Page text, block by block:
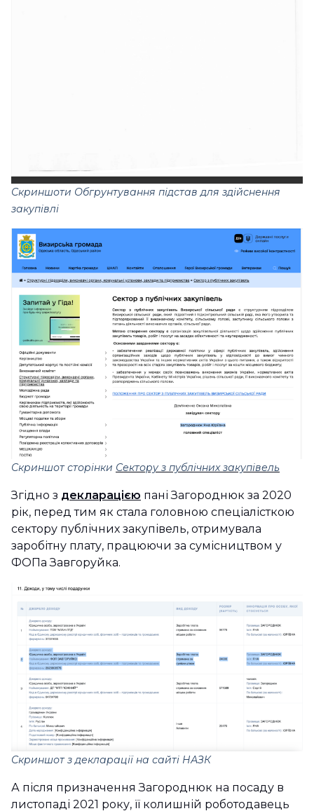
Скриншоти Обгрунтування підстав для здійснення
закупівлі
Скриншот сторінки Сектору з публічних закупівель
Згідно з декларацією пані Загороднюк за 2020
рік, перед тим як стала головною спеціалісткою
сектору публічних закупівель, отримувала
заробітну плату, працюючи за сумісництвом у
ФОПа Завгоруйка.
Скриншот з декларації на сайті НАЗК
А після призначення Загороднюк на посаду в
листопаді 2021 року, її колишній роботодавець